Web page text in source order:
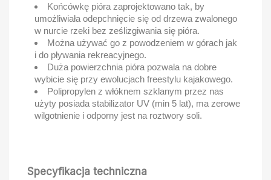
Końcówkę pióra zaprojektowano tak, by
umożliwiała odepchnięcie się od drzewa zwalonego
w nurcie rzeki bez ześlizgiwania się pióra.
Można używać go z powodzeniem w górach jak
i do pływania rekreacyjnego.
Duża powierzchnia pióra pozwala na dobre
wybicie się przy ewolucjach freestylu kajakowego.
Polipropylen z włóknem szklanym przez nas
użyty posiada stabilizator UV (min 5 lat), ma zerowe
wilgotnienie i odporny jest na roztwory soli.
Specyfikacja techniczna